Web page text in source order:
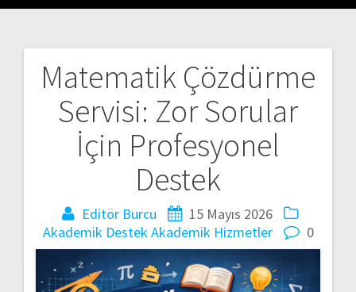
Matematik Çözdürme
Servisi: Zor Sorular
İçin Profesyonel
Destek
Editör Burcu
15 Mayıs 2026
Akademik DestekAkademik Hizmetler 0
Yazı
gezinmesi